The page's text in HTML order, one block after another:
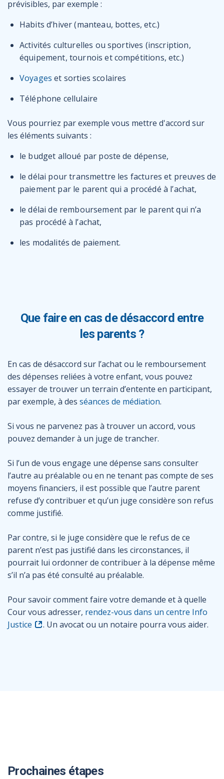
prévisibles, par exemple :
Habits d’hiver (manteau, bottes, etc.)
Activités culturelles ou sportives (inscription,
équipement, tournois et compétitions, etc.)
Voyages et sorties scolaires
Téléphone cellulaire
Vous pourriez par exemple vous mettre d'accord sur
les éléments suivants :
le budget alloué par poste de dépense,
le délai pour transmettre les factures et preuves de
paiement par le parent qui a procédé à l’achat,
le délai de remboursement par le parent qui n’a
pas procédé à l’achat,
les modalités de paiement.
Que faire en cas de désaccord entre
les parents ?
En cas de désaccord sur l’achat ou le remboursement
des dépenses reliées à votre enfant, vous pouvez
essayer de trouver un terrain d’entente en participant,
par exemple, à des séances de médiation.
Si vous ne parvenez pas à trouver un accord, vous
pouvez demander à un juge de trancher.
Si l’un de vous engage une dépense sans consulter
l’autre au préalable ou en ne tenant pas compte de ses
moyens financiers, il est possible que l’autre parent
refuse d’y contribuer et qu’un juge considère son refus
comme justifié.
Par contre, si le juge considère que le refus de ce
parent n’est pas justifié dans les circonstances, il
pourrait lui ordonner de contribuer à la dépense même
s’il n’a pas été consulté au préalable.
Pour savoir comment faire votre demande et à quelle
Cour vous adresser, rendez-vous dans un centre Info
Justice
. Un avocat ou un notaire pourra vous aider.
Prochaines étapes